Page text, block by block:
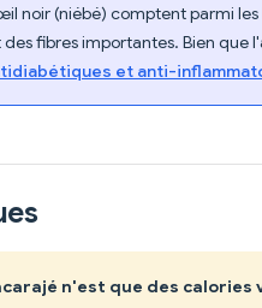
noir (niébé) comptent parmi
fibres importantes. Bien
et anti-
n'est que des calories